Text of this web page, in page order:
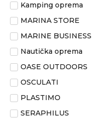
Kamping oprema
MARINA STORE
MARINE BUSINESS
Nautička oprema
OASE OUTDOORS
OSCULATI
PLASTIMO
SERAPHILUS